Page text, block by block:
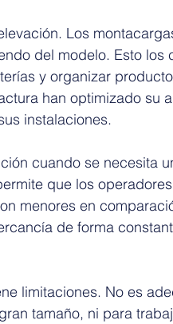
Los
del modelo. Esto los
y organizar
han optimizado su
instalaciones.
cuando se necesita
que los
menores en
de forma
limitaciones. No es
tamaño, ni para